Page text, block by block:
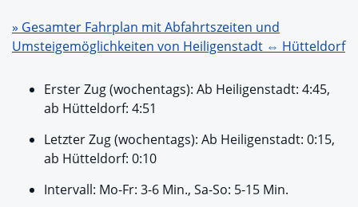
» Gesamter Fahrplan mit Abfahrtszeiten und
Umsteigemöglichkeiten von Heiligenstadt ⇔ Hütteldorf
Erster Zug (wochentags): Ab Heiligenstadt: 4:45,
ab Hütteldorf: 4:51
Letzter Zug (wochentags): Ab Heiligenstadt: 0:15,
ab Hütteldorf: 0:10
Intervall: Mo-Fr: 3-6 Min., Sa-So: 5-15 Min.